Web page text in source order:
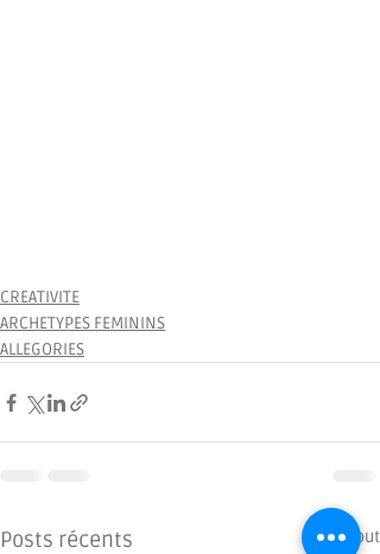
CREATIVITE
ARCHETYPES FEMININS
ALLEGORIES
Posts récents Voir tout